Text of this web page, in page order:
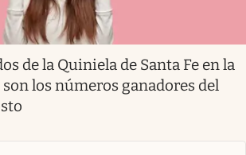
de la Quiniela de Santa Fe en la
los números ganadores del